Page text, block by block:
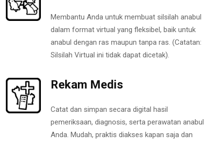
Membantu Anda untuk membuat silsilah anabul
dalam format virtual yang fleksibel, baik untuk
anabul dengan ras maupun tanpa ras. (Catatan:
Silsilah Virtual ini tidak dapat dicetak).
Rekam Medis
Catat dan simpan secara digital hasil
pemeriksaan, diagnosis, serta perawatan anabul
Anda. Mudah, praktis diakses kapan saja dan